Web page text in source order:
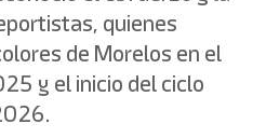
quienes
de Morelos en el
y el inicio del ciclo